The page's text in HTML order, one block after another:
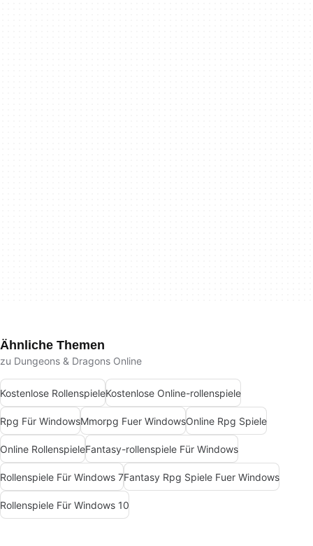
Ähnliche Themen
zu Dungeons & Dragons Online
Kostenlose RollenspieleKostenlose Online-rollenspiele
Rpg Für WindowsMmorpg Fuer WindowsOnline Rpg Spiele
Online RollenspieleFantasy-rollenspiele Für Windows
Rollenspiele Für Windows 7Fantasy Rpg Spiele Fuer Windows
Rollenspiele Für Windows 10